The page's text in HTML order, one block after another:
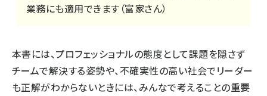
業務にも適用できます（富家さん）
本書には、プロフェッショナルの態度として課題を隠さず
チームで解決する姿勢や、不確実性の高い社会でリーダー
も正解がわからないときには、みんなで考えることの重要